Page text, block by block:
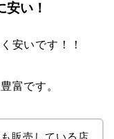
い！
安いです！！
富です。